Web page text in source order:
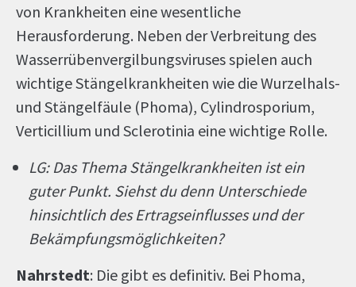
von Krankheiten eine wesentliche
Herausforderung. Neben der Verbreitung des
Wasserrübenvergilbungsviruses spielen auch
wichtige Stängelkrankheiten wie die Wurzelhals-
und Stängelfäule (Phoma), Cylindrosporium,
Verticillium und Sclerotinia eine wichtige Rolle.
LG: Das Thema Stängelkrankheiten ist ein
guter Punkt. Siehst du denn Unterschiede
hinsichtlich des Ertragseinflusses und der
Bekämpfungsmöglichkeiten?
Nahrstedt: Die gibt es definitiv. Bei Phoma,